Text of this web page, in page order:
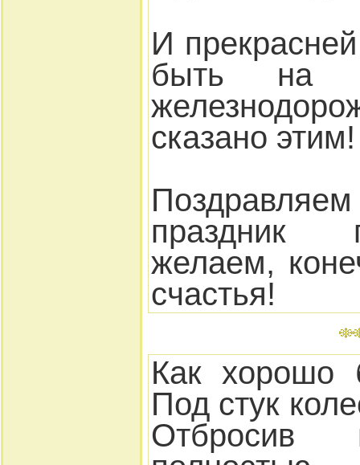
И
быть на
сказано этим!
праздник
желаем,
счастья!
Как хорошо
Под стук
Отбросив